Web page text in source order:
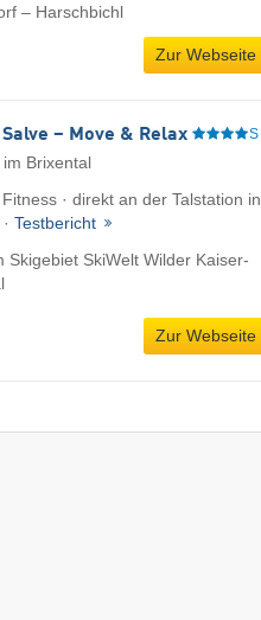
– Harschbichl
Zur Webseite
Salve – Move & Relax S
Brixental
· direkt an der Talstation in
Testbericht
Skigebiet SkiWelt Wilder Kaiser-
Zur Webseite